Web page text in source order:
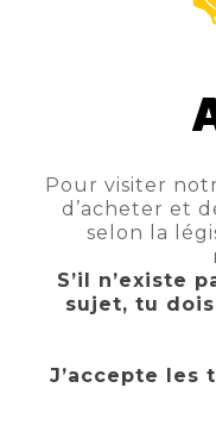
La tete de
americains, au
fraiches, en
Pour visiter
d’acheter et
selon la
S’il n’existe
sujet, tu
J’accepte les